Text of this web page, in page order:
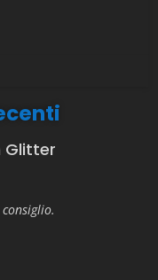
Glitter